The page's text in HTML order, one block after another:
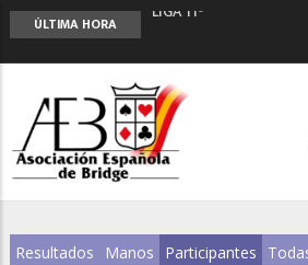
ÚLTIMA HORA
LIGA 11ª
Curso de Formación y
Monitores de Bridge
ANUNCIATE EN
NUEVA
Resultados Manos Participantes